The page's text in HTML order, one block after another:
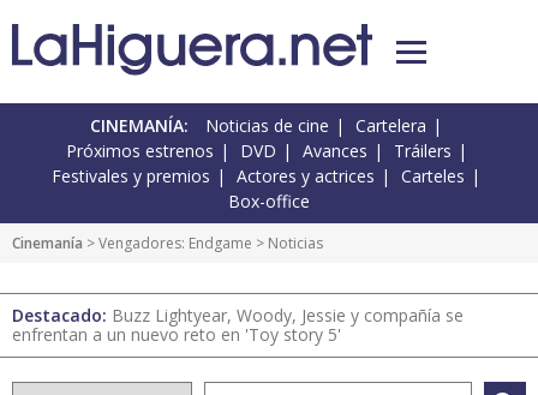
CINEMANÍA: Noticias de cine
Cartelera
Próximos estrenos
DVD Avances
Tráilers
Festivales y premios
Actores y actrices
Carteles
Box-office
Cinemanía >Vengadores: Endgame > Noticias
Destacado: Buzz Lightyear, Woody, Jessie y compañía se
enfrentan a un nuevo reto en 'Toy story 5'